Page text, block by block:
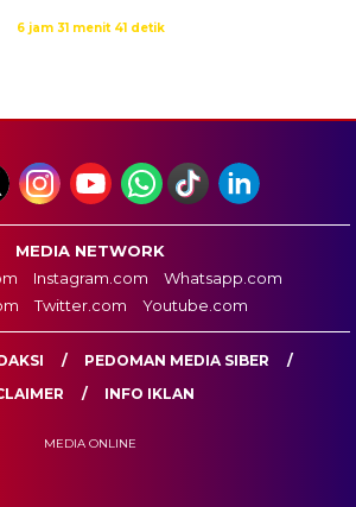
6 jam 31 menit 40 detik
MEDIA NETWORK
Instagram.com
Whatsapp.com
Twitter.com Youtube.com
PEDOMAN MEDIA SIBER
INFO IKLAN
MEDIA ONLINE